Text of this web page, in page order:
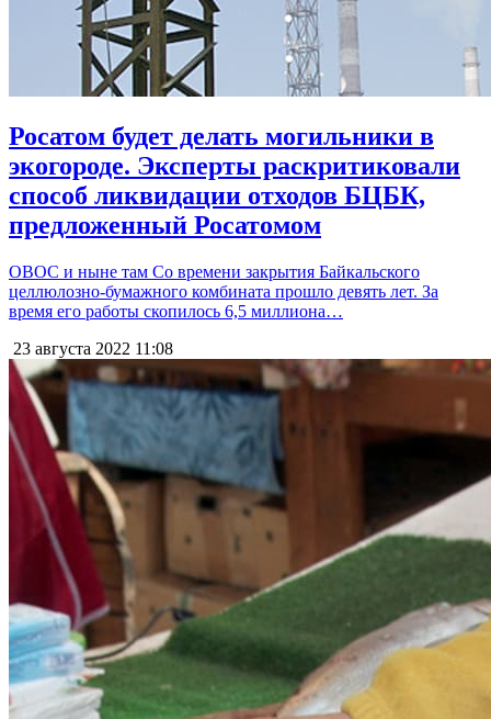
Росатом будет делать могильники в
экогороде. Эксперты раскритиковали
способ ликвидации отходов БЦБК,
предложенный Росатомом
ОВОС и ныне там Со времени закрытия Байкальского
целлюлозно-бумажного комбината прошло девять лет. За
время его работы скопилось 6,5 миллиона…
23 августа 2022 11:08